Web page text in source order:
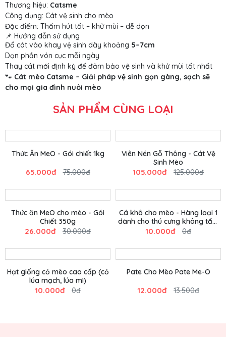
Thương hiệu: Catsme
Công dụng: Cát vệ sinh cho mèo
Đặc điểm: Thấm hút tốt – khử mùi – dễ dọn
📌 Hướng dẫn sử dụng
Đổ cát vào khay vệ sinh dày khoảng 5–7cm
Dọn phần vón cục mỗi ngày
Thay cát mới định kỳ để đảm bảo vệ sinh và khử mùi tốt nhất
🐾 Cát mèo Catsme – Giải pháp vệ sinh gọn gàng, sạch sẽ
cho mọi gia đình nuôi mèo
SẢN PHẨM CÙNG LOẠI
Thức Ăn MeO - Gói chiết 1kg
65.000đ 75.000đ
Viên Nén Gỗ Thông - Cát Vệ
Sinh Mèo
105.000đ 125.000đ
Thức ăn MeO cho mèo - Gói
Chiết 350g
26.000đ 30.000đ
Cá khô cho mèo - Hàng loại 1
dành cho thú cưng không tẩm
ướp gia vị
10.000đ 0đ
Hạt giống cỏ mèo cao cấp (cỏ
lúa mạch, lúa mì)
10.000đ 0đ
Pate Cho Mèo Pate Me-O
12.000đ 13.500đ